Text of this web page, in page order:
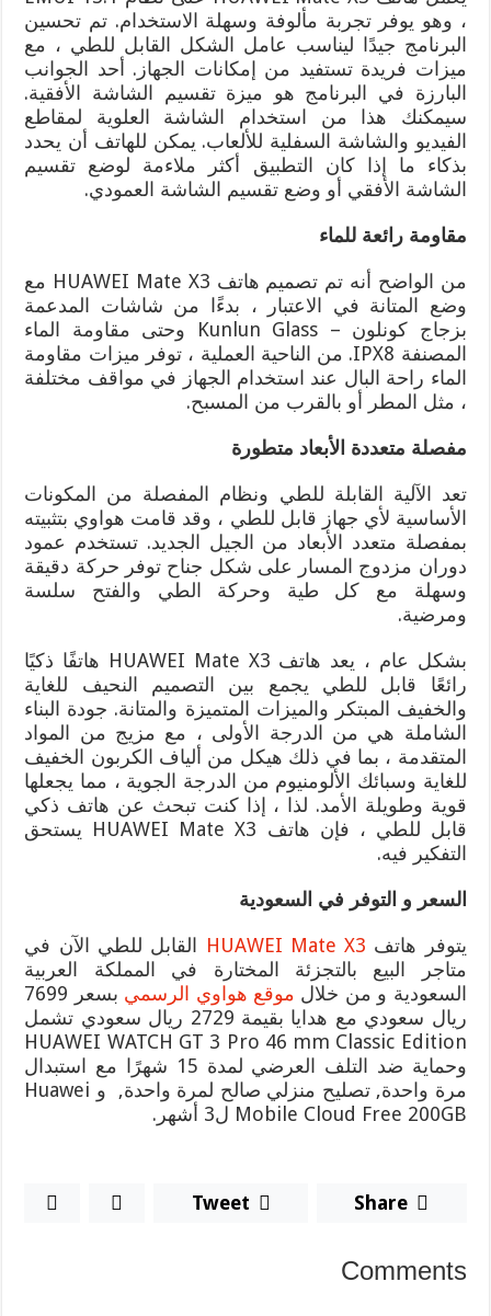
، وهو يوفر تجربة مألوفة وسهلة الاستخدام. تم تحسين
البرنامج جيدًا ليناسب عامل الشكل القابل للطي ، مع
ميزات فريدة تستفيد من إمكانات الجهاز. أحد الجوانب
البارزة في البرنامج هو ميزة تقسيم الشاشة الأفقية.
سيمكنك هذا من استخدام الشاشة العلوية لمقاطع
الفيديو والشاشة السفلية للألعاب. يمكن للهاتف أن يحدد
بذكاء ما إذا كان التطبيق أكثر ملاءمة لوضع تقسيم
الشاشة الأفقي أو وضع تقسيم الشاشة العمودي.
مقاومة رائعة للماء
من الواضح أنه تم تصميم هاتف HUAWEI Mate X3 مع
وضع المتانة في الاعتبار ، بدءًا من شاشات المدعمة
بزجاج كونلون – Kunlun Glass وحتى مقاومة الماء
المصنفة IPX8. من الناحية العملية ، توفر ميزات مقاومة
الماء راحة البال عند استخدام الجهاز في مواقف مختلفة
، مثل المطر أو بالقرب من المسبح.
مفصلة متعددة الأبعاد متطورة
تعد الآلية القابلة للطي ونظام المفصلة من المكونات
الأساسية لأي جهاز قابل للطي ، وقد قامت هواوي بتثبيته
بمفصلة متعدد الأبعاد من الجيل الجديد. تستخدم عمود
دوران مزدوج المسار على شكل جناح توفر حركة دقيقة
وسهلة مع كل طية وحركة الطي والفتح سلسة
ومرضية.
بشكل عام ، يعد هاتف HUAWEI Mate X3 هاتفًا ذكيًا
رائعًا قابل للطي يجمع بين التصميم النحيف للغاية
والخفيف المبتكر والميزات المتميزة والمتانة. جودة البناء
الشاملة هي من الدرجة الأولى ، مع مزيج من المواد
المتقدمة ، بما في ذلك هيكل من ألياف الكربون الخفيف
للغاية وسبائك الألومنيوم من الدرجة الجوية ، مما يجعلها
قوية وطويلة الأمد. لذا ، إذا كنت تبحث عن هاتف ذكي
قابل للطي ، فإن هاتف HUAWEI Mate X3 يستحق
التفكير فيه.
السعر و التوفر في السعودية
يتوفر هاتف HUAWEI Mate X3 القابل للطي الآن في
متاجر البيع بالتجزئة المختارة في المملكة العربية
السعودية و من خلال موقع هواوي الرسمي
بسعر 7699
ريال سعودي مع هدايا بقيمة 2729 ريال سعودي تشمل
HUAWEI WATCH GT 3 Pro 46 mm Classic Edition
وحماية ضد التلف العرضي لمدة 15 شهرًا مع استبدال
مرة واحدة, تصليح منزلي صالح لمرة واحدة, و Huawei
Mobile Cloud Free 200GB ل3 أشهر.
Share
Tweet
Comments